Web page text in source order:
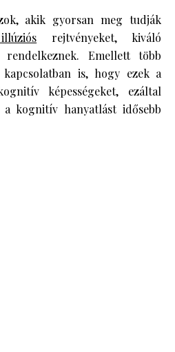
akik gyorsan meg tudják
rejtvényeket, kiváló
rendelkeznek. Emellett több
is, hogy ezek a
képességeket, ezáltal
kognitív hanyatlást idősebb